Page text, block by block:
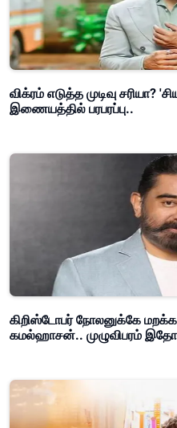
விக்ரம் எடுத்த முடிவு சரியா?
இணையத்தில் பரபரப்பு..
கிறிஸ்டோபர் நோலனுக்கே
கமல்ஹாசன்.. முழுவிபரம்